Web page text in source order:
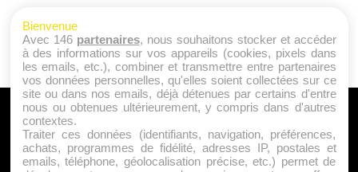
A PROPOS
Qui sommes nous ?
Mentions Légales
Bienvenue
Avec 146 partenaires, nous souhaitons stocker et accéder
à des informations sur vos appareils (cookies, pixels dans
les emails, etc.), combiner et transmettre entre partenaires
vos données personnelles, qu'elles soient collectées sur ce
site ou dans nos emails, déjà détenues par certains d'entre
nous ou obtenues ultérieurement, y compris dans d'autres
contextes.
Traiter ces données (identifiants, navigation, préférences,
achats, programmes de fidélité, adresses IP, postales et
emails, téléphone, géolocalisation précise, etc.) permet de